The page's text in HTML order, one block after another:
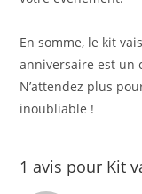
En somme, le kit
anniversaire est un
N’attendez plus
inoubliable !
1 avis pour Kit